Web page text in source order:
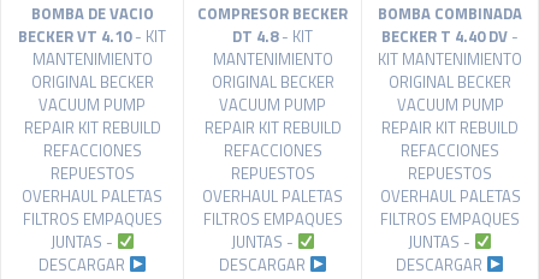
BOMBA DE VACIO
BECKER VT 4.10- KIT
MANTENIMIENTO
ORIGINAL BECKER
VACUUM PUMP
REPAIR KIT REBUILD
REFACCIONES
REPUESTOS
OVERHAUL PALETAS
FILTROS EMPAQUES
JUNTAS -
DESCARGAR
COMPRESOR BECKER
DT 4.8- KIT
MANTENIMIENTO
ORIGINAL BECKER
VACUUM PUMP
REPAIR KIT REBUILD
REFACCIONES
REPUESTOS
OVERHAUL PALETAS
FILTROS EMPAQUES
JUNTAS -
DESCARGAR
BOMBA COMBINADA
BECKER T 4.40 DV -
KIT MANTENIMIENTO
ORIGINAL BECKER
VACUUM PUMP
REPAIR KIT REBUILD
REFACCIONES
REPUESTOS
OVERHAUL PALETAS
FILTROS EMPAQUES
JUNTAS -
DESCARGAR